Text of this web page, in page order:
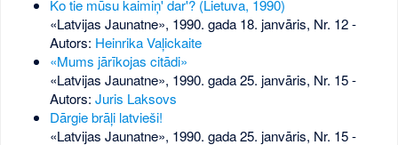
Ko tie mūsu kaimiņ' dar'? (Lietuva, 1990)
«Latvijas Jaunatne», 1990. gada 18. janvāris, Nr. 12-
Autors: Heinrika Vaļickaite
«Mums jārīkojas citādi»
«Latvijas Jaunatne», 1990. gada 25. janvāris, Nr. 15-
Autors: Juris Laksovs
Dārgie brāļi latvieši!
«Latvijas Jaunatne», 1990. gada 25. janvāris, Nr. 15-